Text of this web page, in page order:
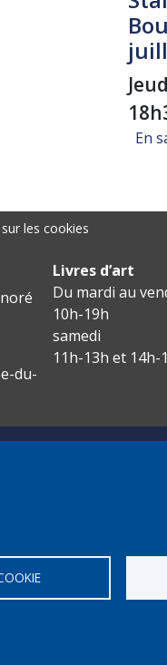
En
les cookies
du-
Livres d’art
Du mardi au
10h-19h
samedi
11h-13h et 14h-